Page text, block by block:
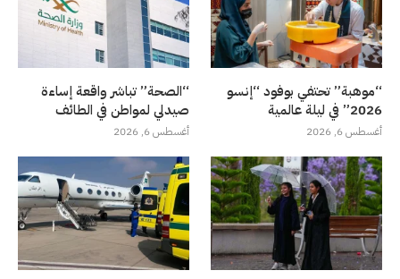
“موهبة” تحتفي بوفود “إنسو
2026” في ليلة عالمية
أغسطس 6, 2026
“الصحة” تباشر واقعة إساءة
صيدلي لمواطن في الطائف
أغسطس 6, 2026